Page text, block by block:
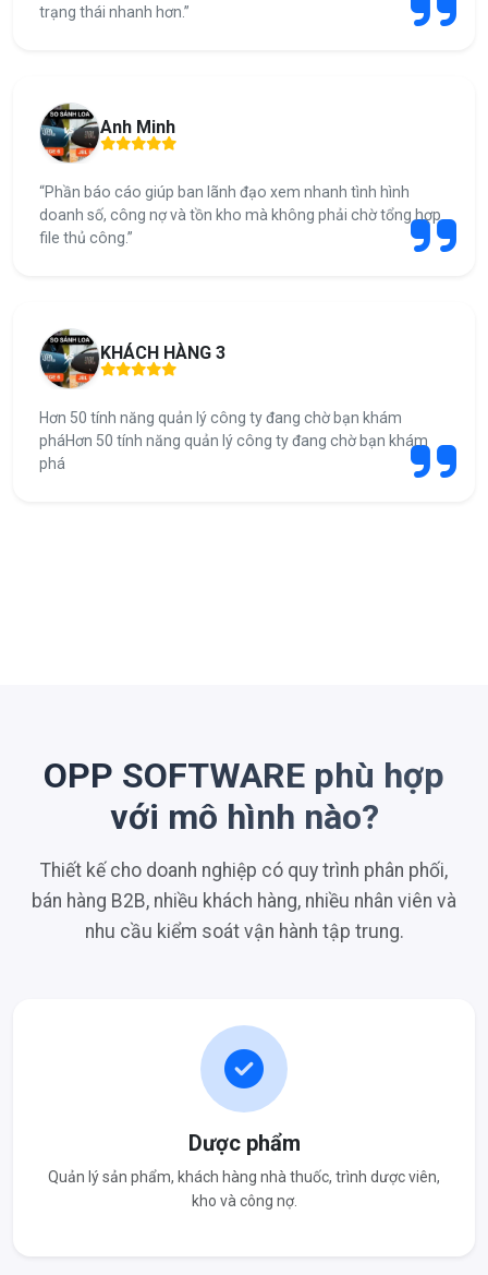
trạng thái nhanh hơn.”
Anh Minh
“Phần báo cáo giúp ban lãnh đạo xem nhanh tình hình
doanh số, công nợ và tồn kho mà không phải chờ tổng hợp
file thủ công.”
KHÁCH HÀNG 3
Hơn 50 tính năng quản lý công ty đang chờ bạn khám
pháHơn 50 tính năng quản lý công ty đang chờ bạn khám
phá
OPP SOFTWARE phù hợp
với mô hình nào?
Thiết kế cho doanh nghiệp có quy trình phân phối,
bán hàng B2B, nhiều khách hàng, nhiều nhân viên và
nhu cầu kiểm soát vận hành tập trung.
Dược phẩm
Quản lý sản phẩm, khách hàng nhà thuốc, trình dược viên,
kho và công nợ.